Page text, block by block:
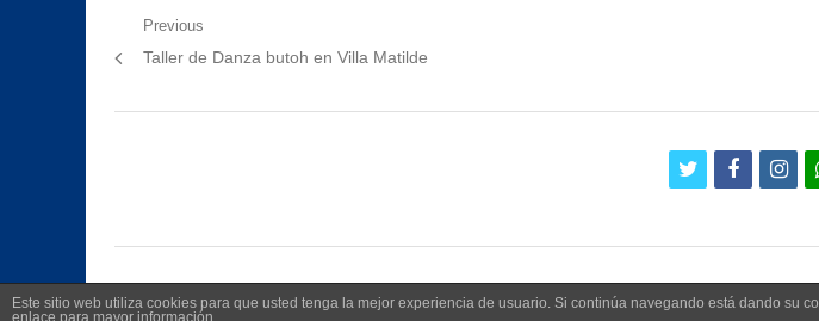
Navegación
de
entradas
Previous
Previous
Taller de Danza butoh en Villa Matilde
twitter
Este sitio web utiliza cookies para que usted tenga la mejor experiencia de usuario. Si continúa navegando está dando su
enlace para mayor información.